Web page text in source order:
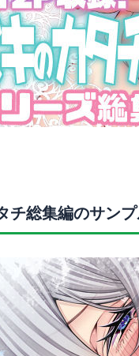
チ総集編のサン